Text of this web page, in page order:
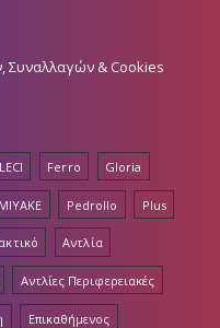
& Cookies
Ferro Gloria
MIYAKE Pedrollo Plus
Αντλία
Αντλίες Περιφερειακές
Επικαθήμενος